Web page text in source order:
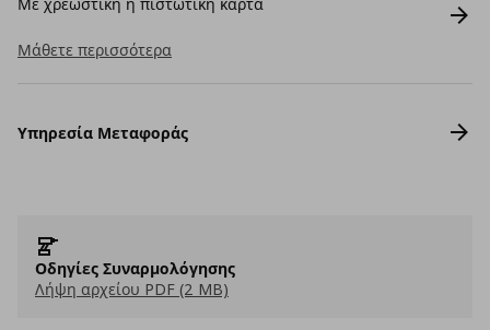
Μάθετε περισσότερα
Υπηρεσία Μεταφοράς
Οδηγίες Συναρμολόγησης
Λήψη αρχείου PDF (2 MB)